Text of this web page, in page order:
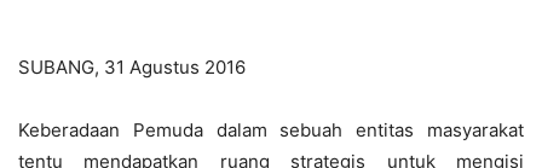
SUBANG, 31 Agustus 2016
Keberadaan Pemuda dalam sebuah entitas masyarakat
tentu mendapatkan ruang strategis untuk mengisi